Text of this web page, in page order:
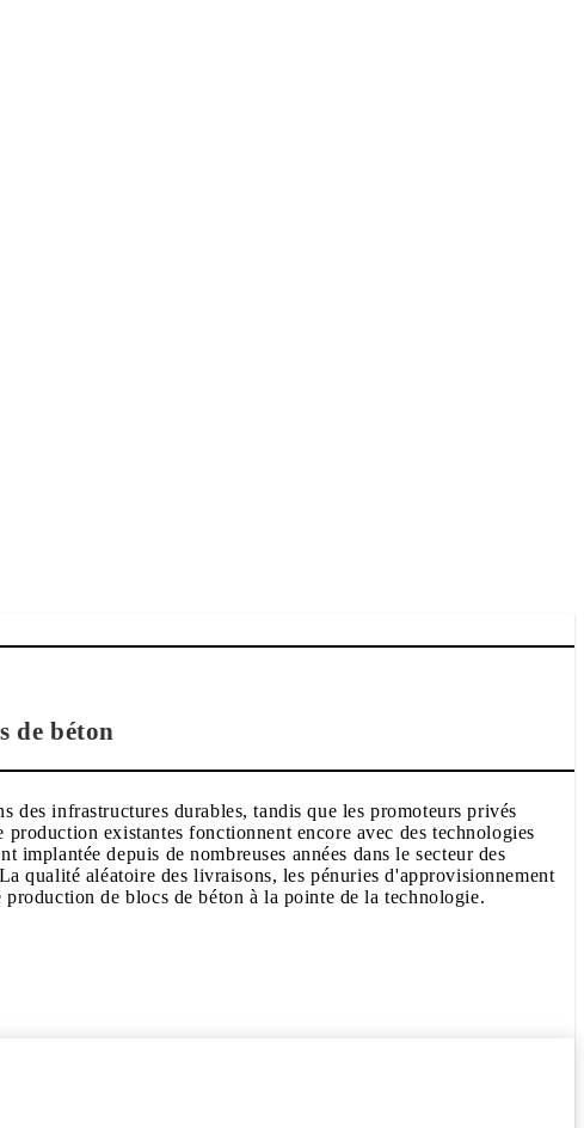
de béton
des infrastructures durables, tandis que les promoteurs privés
existantes fonctionnent encore avec des technologies
depuis de nombreuses années dans le secteur des
qualité aléatoire des livraisons, les pénuries d'approvisionnement
de blocs de béton à la pointe de la technologie.